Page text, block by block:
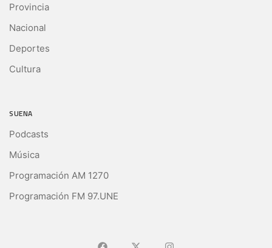
Provincia
Nacional
Deportes
Cultura
SUENA
Podcasts
Música
Programación AM 1270
Programación FM 97.UNE